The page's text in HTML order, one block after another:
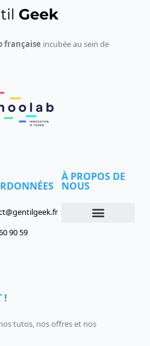
française incubée au sein de
90 59
À PROPOS DE
NOUS
!
tutos, nos offres et nos